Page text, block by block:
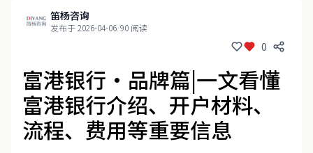
笛杨咨询
发布于 2026-04-06/90 阅读
0
富港银行·品牌篇|一文看懂
富港银行介绍、开户材料、
流程、费用等重要信息